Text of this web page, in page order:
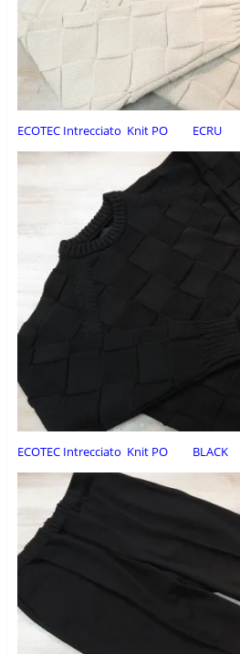
ECOTEC Intrecciato Knit PO ECRU
ECOTEC Intrecciato Knit PO BLACK